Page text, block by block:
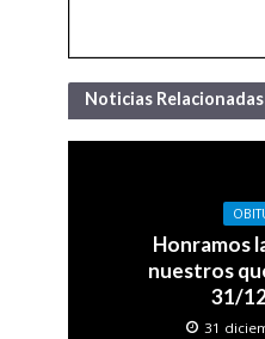
Noticias Relacionadas
Honramos
nuestros
31/
31